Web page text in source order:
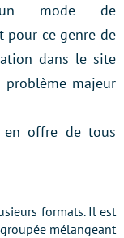
mode de
pour ce genre de
dans le site
majeur
en offre de tous
formats. Il est
mélangeant